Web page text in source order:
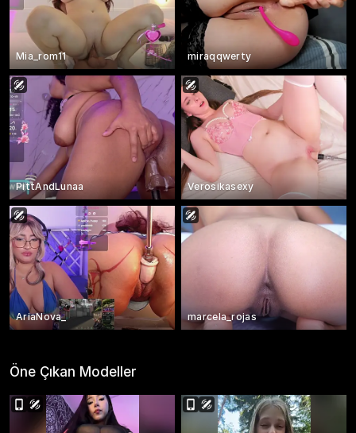
Mia_rom11 miraqqwerty
PittAndLunaa Verosikasexy
AriaNova_ marcela_rojas
Öne Çıkan Modeller